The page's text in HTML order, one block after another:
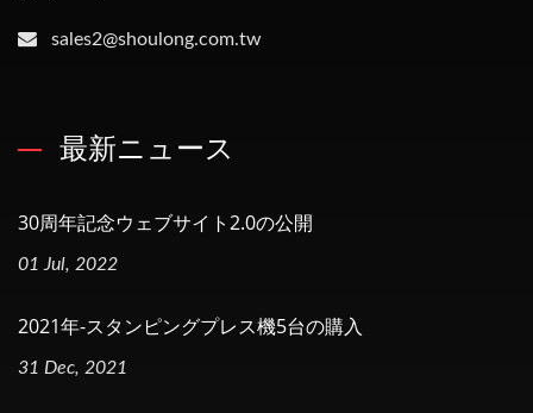
sales2@shoulong.com.tw
最新ニュース
30周年記念ウェブサイト2.0の公開
01 Jul, 2022
2021年-スタンピングプレス機5台の購入
31 Dec, 2021